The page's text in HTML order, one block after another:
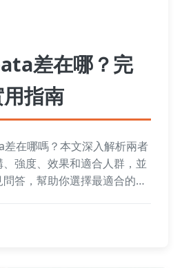
差在哪？完
指南
在哪嗎？本文深入解析兩者
強度、效果和適合人群，並
答，幫助你選擇最適合的運